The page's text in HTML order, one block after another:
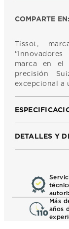
COMPARTE EN:
Tissot,
marca en el
precisión
excepcional a
DETALLES Y
Más
años